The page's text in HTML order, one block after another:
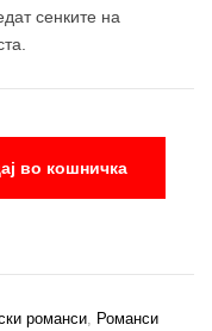
сенките на
во кошничка
романси
Романси